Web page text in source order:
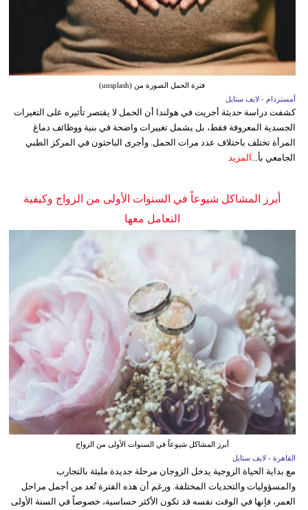
فترة الحمل الصورة من (unsplash)
أمستردام - لايف ستايل
كشفت دراسة حديثة أجريت في هولندا أن الحمل لا يقتصر تأثيره على التغيرات
الجسدية المعروفة فقط، بل يشمل تغييرات واضحة في بنية ووظائف دماغ
المرأة تختلف باختلاف عدد مرات الحمل. وأجرى الباحثون في المركز الطبي
الجامعي بأ... المزيد
أبرز المشاكل شيوعاً في السنوات الأولى من الزواج وكيفية
التعامل معها
أبرز المشاكل شيوعاً في السنوات الأولى من الزواج
القاهرة - لايف ستايل
مع بداية الحياة الزوجية يدخل الزوجان مرحلة جديدة مليئة بالتجارب
والمسؤوليات والتحديات المختلفة. ورغم أن هذه الفترة تُعد من أجمل مراحل
العمر، فإنها في الوقت نفسه قد تكون الأكثر حساسية، خصوصاً في السنة الأولى